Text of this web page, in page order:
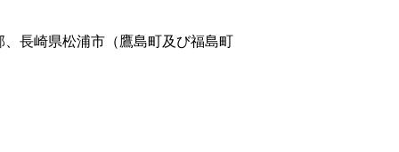
長崎県松浦市（鷹島町及び福島町